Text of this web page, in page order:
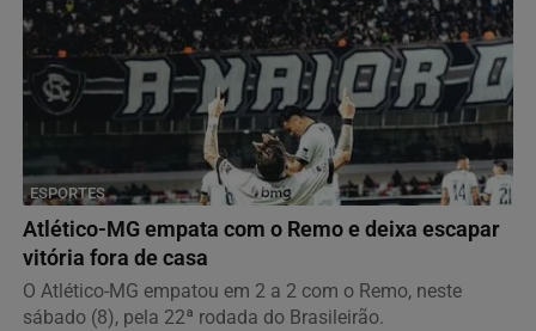
ESPORTES
Atlético-MG empata com o Remo e deixa escapar
vitória fora de casa
O Atlético-MG empatou em 2 a 2 com o Remo, neste
sábado (8), pela 22ª rodada do Brasileirão.